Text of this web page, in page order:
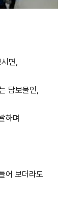
면,
담보물인,
하며
어 보더라도